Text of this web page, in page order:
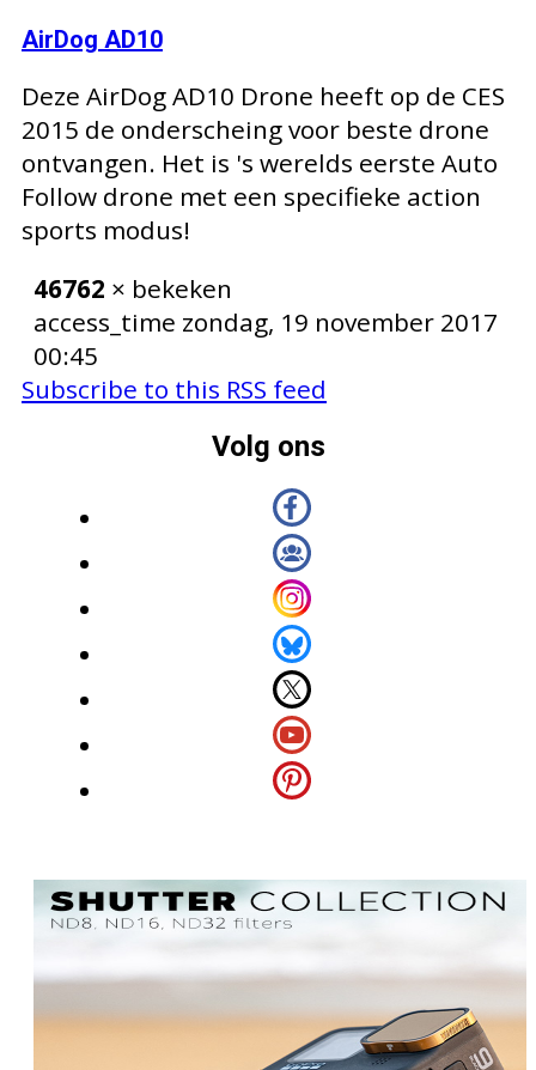
AirDog AD10
Deze AirDog AD10 Drone heeft op de CES
2015 de onderscheing voor beste drone
ontvangen. Het is 's werelds eerste Auto
Follow drone met een specifieke action
sports modus!
46762 × bekeken
access_time zondag, 19 november 2017
00:45
Subscribe to this RSS feed
Volg ons